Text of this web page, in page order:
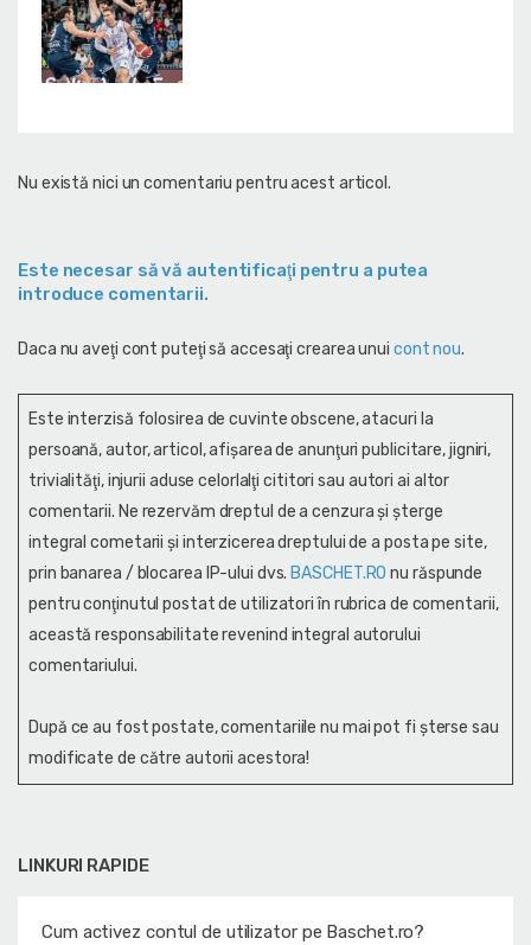
LINKURI RAPIDE
Cum activez contul de utilizator pe Baschet.ro?
Nu există nici un comentariu pentru acest articol.
Este necesar să vă autentificaţi pentru a putea
introduce comentarii.
Daca nu aveţi cont puteţi să accesaţi crearea unui cont nou.
Este interzisă folosirea de cuvinte obscene, atacuri la
persoană, autor, articol, afişarea de anunţuri publicitare, jigniri,
trivialităţi, injurii aduse celorlalţi cititori sau autori ai altor
comentarii. Ne rezervăm dreptul de a cenzura și şterge
integral cometarii și interzicerea dreptului de a posta pe site,
prin banarea / blocarea IP-ului dvs.BASCHET.RO nu răspunde
pentru conţinutul postat de utilizatori în rubrica de comentarii,
această responsabilitate revenind integral autorului
comentariului.
După ce au fost postate, comentariile nu mai pot fi șterse sau
modificate de către autorii acestora!